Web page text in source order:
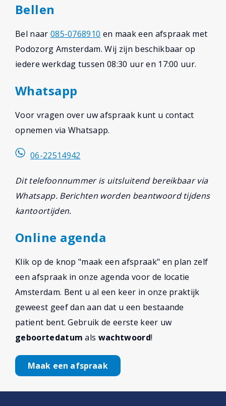
Bellen
Bel naar 085-0768910 en maak een afspraak met
Podozorg Amsterdam. Wij zijn beschikbaar op
iedere werkdag tussen 08:30 uur en 17:00 uur.
Whatsapp
Voor vragen over uw afspraak kunt u contact
opnemen via Whatsapp.
06-22514942
Dit telefoonnummer is uitsluitend bereikbaar via
Whatsapp. Berichten worden beantwoord tijdens
kantoortijden.
Online agenda
Klik op de knop "maak een afspraak" en plan zelf
een afspraak in onze agenda voor de locatie
Amsterdam. Bent u al een keer in onze praktijk
geweest geef dan aan dat u een bestaande
patient bent. Gebruik de eerste keer uw
geboortedatum als wachtwoord!
Maak een afspraak